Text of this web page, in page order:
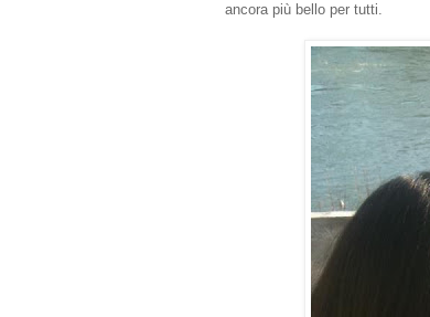
ancora più bello per tutti.